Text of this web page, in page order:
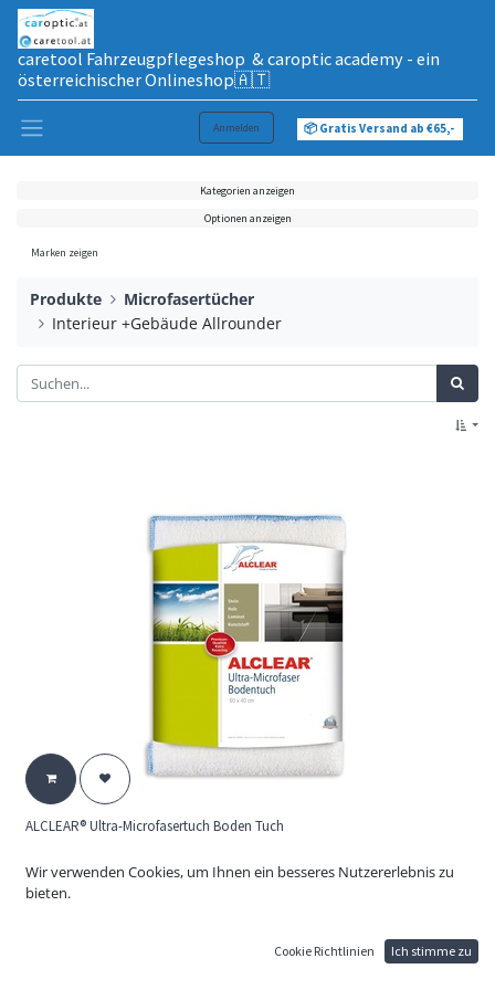
caretool Fahrzeugpflegeshop & caroptic academy - ein
österreichischer Onlineshop🇦🇹
Anmelden 📦 Gratis Versand ab €65,-
Kategorien anzeigen
Optionen anzeigen
Marken zeigen
Produkte
Microfasertücher
Interieur +Gebäude Allrounder
ALCLEAR® Ultra-Microfasertuch Boden Tuch
ALCLEAR 950009 Ultra-Microfasertuch Boden Tuch
Das Ultra Microfaser Boden Tuch, für Stein, Holz und Kunststoff, reinigt
Wir verwenden Cookies, um Ihnen ein besseres Nutzererlebnis zu
bieten.
Cookie Richtlinien Ich stimme zu